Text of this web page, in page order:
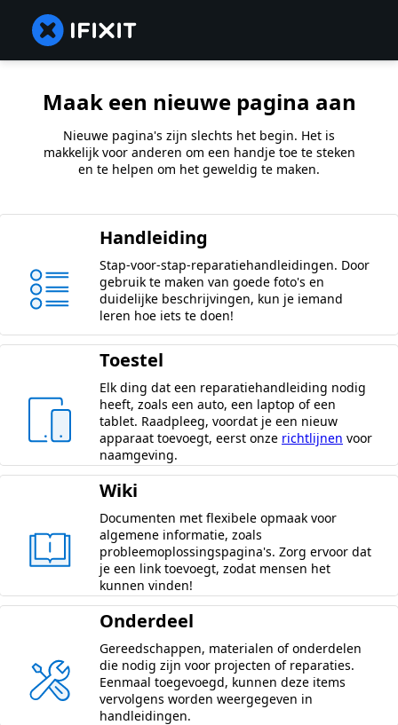
Maak een nieuwe pagina aan
Nieuwe pagina's zijn slechts het begin. Het is
makkelijk voor anderen om een handje toe te steken
en te helpen om het geweldig te maken.
Handleiding
Stap-voor-stap-reparatiehandleidingen. Door
gebruik te maken van goede foto's en
duidelijke beschrijvingen, kun je iemand
leren hoe iets te doen!
Toestel
Elk ding dat een reparatiehandleiding nodig
heeft, zoals een auto, een laptop of een
tablet. Raadpleeg, voordat je een nieuw
apparaat toevoegt, eerst onze richtlijnen voor
naamgeving.
Wiki
Documenten met flexibele opmaak voor
algemene informatie, zoals
probleemoplossingspagina's. Zorg ervoor dat
je een link toevoegt, zodat mensen het
kunnen vinden!
Onderdeel
Gereedschappen, materialen of onderdelen
die nodig zijn voor projecten of reparaties.
Eenmaal toegevoegd, kunnen deze items
vervolgens worden weergegeven in
handleidingen.